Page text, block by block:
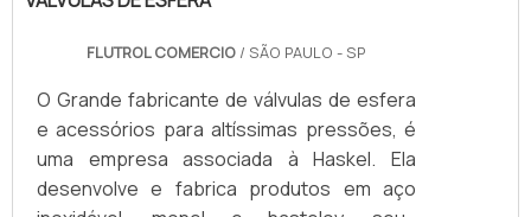
FLUTROL COMERCIO / SÃO PAULO - SP
O Grande fabricante de válvulas de esfera
e acessórios para altíssimas pressões, é
uma empresa associada à Haskel. Ela
desenvolve e fabrica produtos em aço